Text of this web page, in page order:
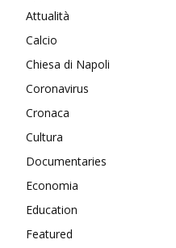
Attualità
Calcio
Chiesa di Napoli
Coronavirus
Cronaca
Cultura
Documentaries
Economia
Education
Featured